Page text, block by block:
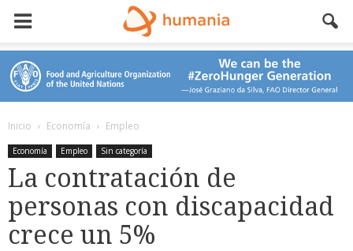
Inicio Economía Empleo
Economía Empleo Sin categoría
La contratación de
personas con discapacidad
crece un 5%